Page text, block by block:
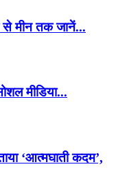
मीन तक जानें...
मीडिया...
‘आत्मघाती कदम’,